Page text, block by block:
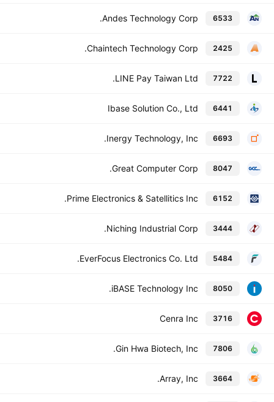
6533
Andes Technology Corp.
2425
Chaintech Technology Corp.
7722
LINE Pay Taiwan Ltd.
6441
Ibase Solution Co., Ltd
6693
Inergy Technology, Inc.
8047
Great Computer Corp.
6152
Prime Electronics & Satellitics Inc.
3444
Niching Industrial Corp.
5484
EverFocus Electronics Co. Ltd.
8050
iBASE Technology Inc.
3716
Cenra Inc
7806
Gin Hwa Biotech, Inc.
3664
Array, Inc.